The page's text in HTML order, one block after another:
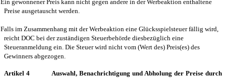
Ein gewonnener Preis kann nicht gegen andere in der Werbeaktion enthaltene
Preise ausgetauscht werden.
Falls im Zusammenhang mit der Werbeaktion eine Glücksspielsteuer fällig wird,
reicht DOC bei der zuständigen Steuerbehörde diesbezüglich eine
Steueranmeldung ein. Die Steuer wird nicht vom (Wert des) Preis(es) des
Gewinners abgezogen.
Artikel 4 Auswahl, Benachrichtigung und Abholung der Preise durch